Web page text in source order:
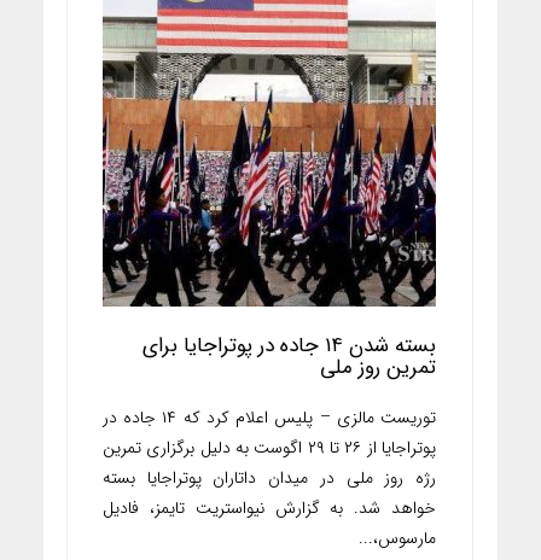
بسته شدن ۱۴ جاده در پوتراجایا برای
تمرین‌ روز ملی
توریست مالزی – پلیس اعلام کرد که ۱۴ جاده در
پوتراجایا از ۲۶ تا ۲۹ اگوست به دلیل برگزاری تمرین‌
رژه روز ملی در میدان داتاران پوتراجایا بسته
خواهد شد. به گزارش نیواستریت تایمز، فادیل
مارسوس،...